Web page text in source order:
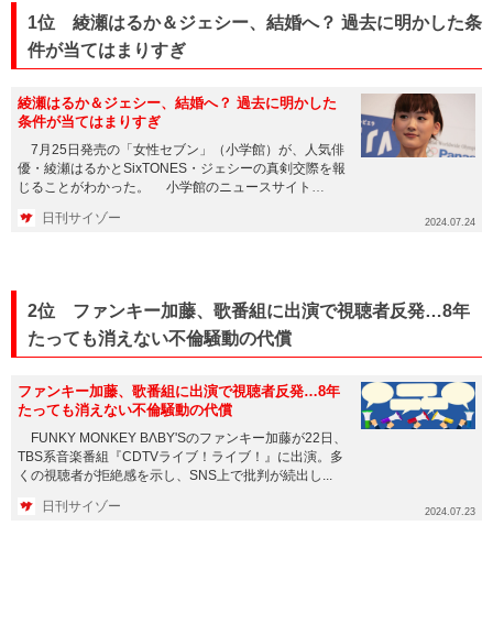
1位 綾瀬はるか＆ジェシー、結婚へ？ 過去に明かした条
件が当てはまりすぎ
綾瀬はるか＆ジェシー、結婚へ？ 過去に明かした
条件が当てはまりすぎ
7月25日発売の「女性セブン」（小学館）が、人気俳
優・綾瀬はるかとSixTONES・ジェシーの真剣交際を報
じることがわかった。 小学館のニュースサイト
日刊サイゾー 2024.07.24
2位 ファンキー加藤、歌番組に出演で視聴者反発…8年
たっても消えない不倫騒動の代償
ファンキー加藤、歌番組に出演で視聴者反発…8年
たっても消えない不倫騒動の代償
FUNKY MONKEY BΛBY'Sのファンキー加藤が22日、
TBS系音楽番組『CDTVライブ！ライブ！』に出演。多
くの視聴者が拒絶感を示し、SNS上で批判が続出し...
日刊サイゾー 2024.07.23